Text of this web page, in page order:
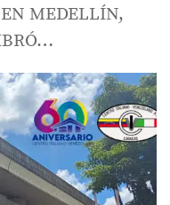
MEDELLÍN,